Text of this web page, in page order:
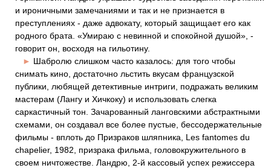
и ироничными замечаниями и так и не признается в
преступлениях - даже адвокату, который защищает его как
родного брата. «Умираю с невинной и спокойной душой», -
говорит он, восходя на гильотину.
► Шабролю слишком часто казалось: для того чтобы
снимать кино, достаточно льстить вкусам французской
публики, любящей детективные интриги, подражать великим
мастерам (Лангу и Хичкоку) и использовать слегка
саркастичный тон. Зачарованный ланговскими абстрактными
схемами, он создавал все более пустые, бессодержательные
фильмы - вплоть до Призраков шляпника, Les fantomes du
chapelier, 1982, призрака фильма, головокружительного в
своем ничтожестве. Ландрю, 2-й кассовый успех режиссера